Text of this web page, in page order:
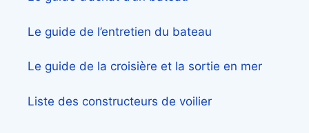
Le guide de l’entretien du bateau
Le guide de la croisière et la sortie en mer
Liste des constructeurs de voilier